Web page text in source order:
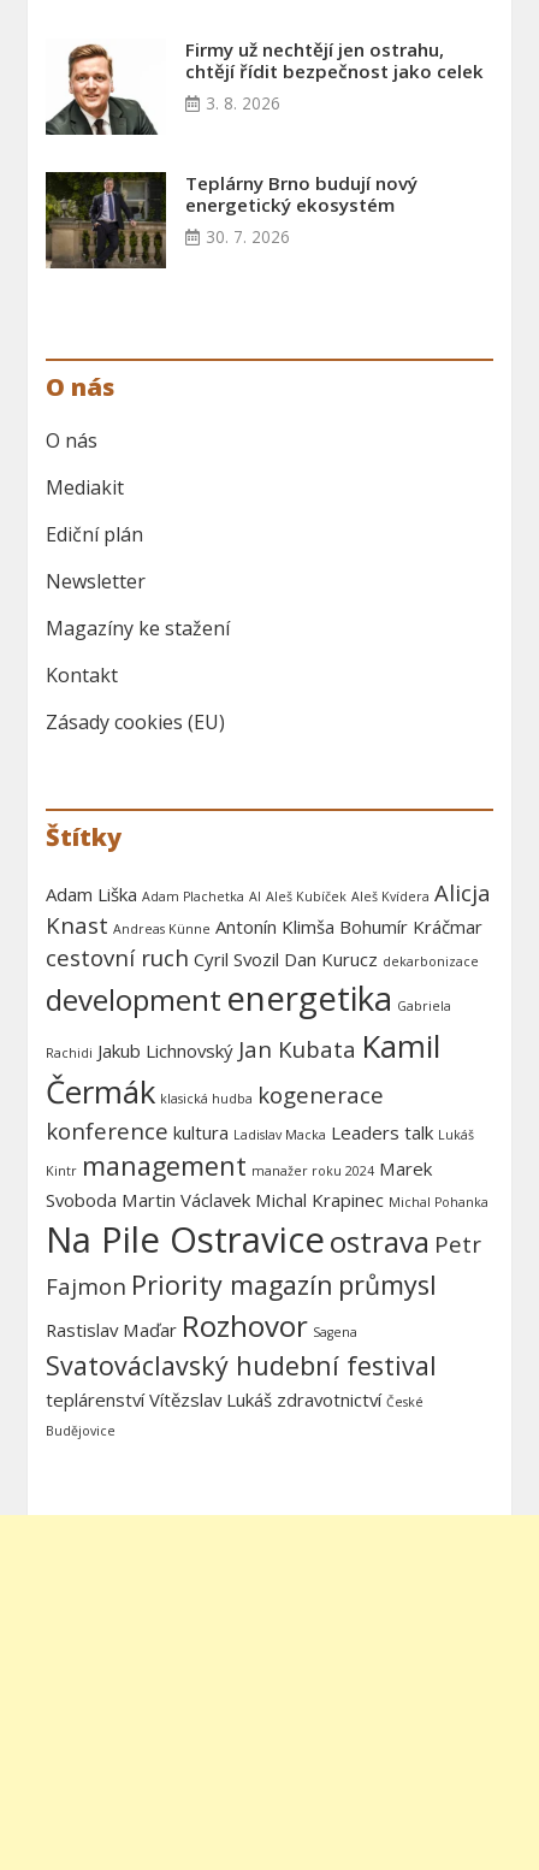
Firmy už nechtějí jen ostrahu,
chtějí řídit bezpečnost jako celek
3. 8. 2026
Teplárny Brno budují nový
energetický ekosystém
30. 7. 2026
O nás
O nás
Mediakit
Ediční plán
Newsletter
Magazíny ke stažení
Kontakt
Zásady cookies (EU)
Štítky
Adam Liška Adam Plachetka AI Aleš Kubíček Aleš Kvídera Alicja
Knast Andreas Künne Antonín Klimša Bohumír Kráčmar
cestovní ruch Cyril Svozil Dan Kurucz dekarbonizace
development energetika Gabriela
Rachidi Jakub Lichnovský Jan Kubata Kamil
Čermák klasická hudba kogenerace
konference kultura Ladislav Macka Leaders talk Lukáš
Kintr management manažer roku 2024 Marek
Svoboda Martin Václavek Michal Krapinec Michal Pohanka
Na Pile Ostraviceostrava Petr
Fajmon Priority magazín průmysl
Rastislav Maďar Rozhovor Sagena
Svatováclavský hudební festival
teplárenství Vítězslav Lukáš zdravotnictví České
Budějovice